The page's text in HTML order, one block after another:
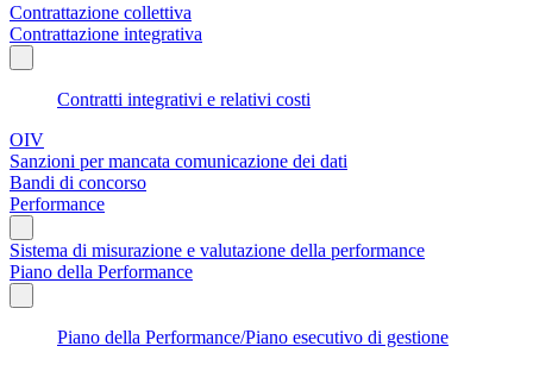
Contrattazione collettiva
Contrattazione integrativa
Contratti integrativi e relativi costi
OIV
Sanzioni per mancata comunicazione dei dati
Bandi di concorso
Performance
Sistema di misurazione e valutazione della performance
Piano della Performance
Piano della Performance/Piano esecutivo di gestione